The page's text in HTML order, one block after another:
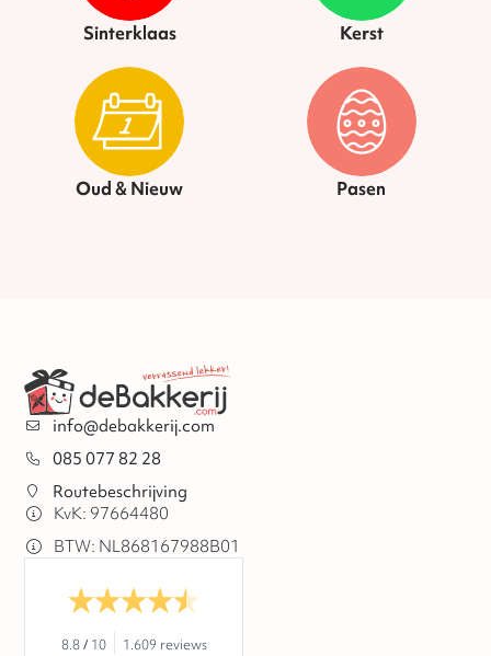
Sinterklaas Kerst
Oud & Nieuw Pasen
info@debakkerij.com
085 077 82 28
Routebeschrijving
KvK: 97664480
BTW: NL868167988B01
8.8/ 10 1.609 reviews